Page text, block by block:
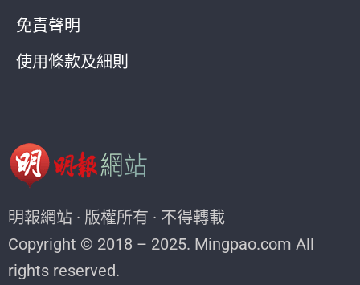
免責聲明
使用條款及細則
明報網站 · 版權所有 · 不得轉載
Copyright © 2018 – 2025. Mingpao.com All
rights reserved.